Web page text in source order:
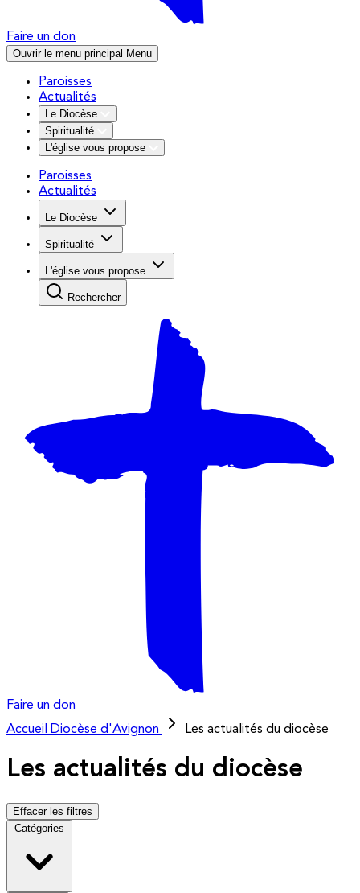
Faire un don
Ouvrir le menu principal Menu
Paroisses
Actualités
Le Diocèse
Spiritualité
L'église vous propose
Paroisses
Actualités
Le Diocèse
Spiritualité
L'église vous propose
Rechercher
Faire un don
Accueil
Diocèse d'Avignon Les actualités du diocèse
Les actualités du diocèse
Effacer les filtres
Catégories